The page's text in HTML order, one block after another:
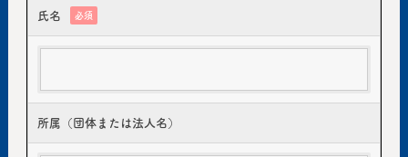
氏名 必須
所属（団体または法人名）